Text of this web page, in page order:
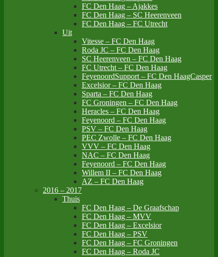
FC Den Haag – Ajakkes
FC Den Haag – SC Heerenveen
FC Den Haag – FC Utrecht
Uit
Vitesse – FC Den Haag
Roda JC – FC Den Haag
SC Heerenveen – FC Den Haag
FC Utrecht – FC Den Haag
FeyenoordSupport – FC Den HaagCasper
Excelsior – FC Den Haag
Sparta – FC Den Haag
FC Groningen – FC Den Haag
Heracles – FC Den Haag
Feyenoord – FC Den Haag
PSV – FC Den Haag
PEC Zwolle – FC Den Haag
VVV – FC Den Haag
NAC – FC Den Haag
Feyenoord – FC Den Haag
Willem II – FC Den Haag
AZ – FC Den Haag
2016 – 2017
Thuis
FC Den Haag – De Graafschap
FC Den Haag – MVV
FC Den Haag – Excelsior
FC Den Haag – PSV
FC Den Haag – FC Groningen
FC Den Haag – Roda JC